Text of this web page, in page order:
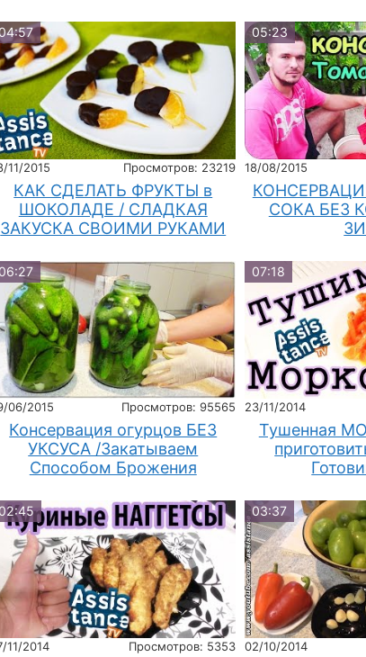
11/2015 Просмотров: 23219
КАК СДЕЛАТЬ ФРУКТЫ в
ШОКОЛАДЕ / СЛАДКАЯ
ЗАКУСКА СВОИМИ РУКАМИ
05:23
18/08/2015
СОКА БЕЗ
06:27
06/2015 Просмотров: 95565
Консервация огурцов БЕЗ
УКСУСА /Закатываем
Способом Брожения
07:18
23/11/2014
Тушенная
02:45
11/2014 Просмотров: 5353
03:37
02/10/2014